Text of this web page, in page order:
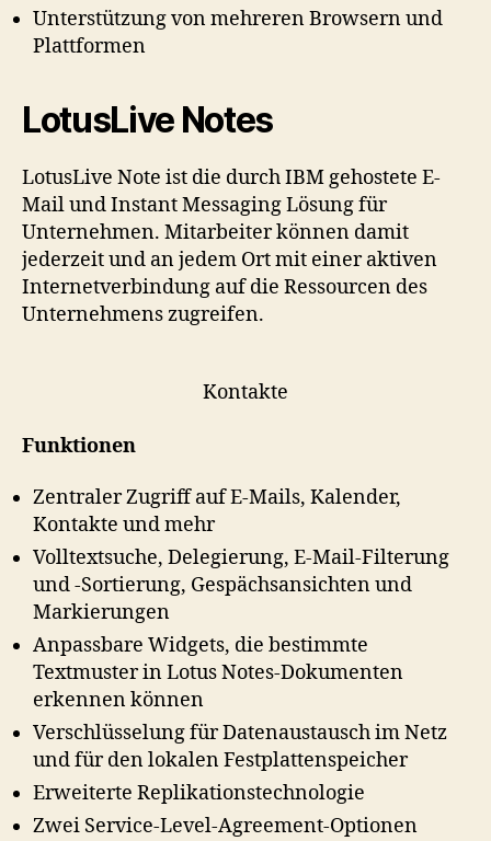
Unterstützung von mehreren Browsern und
Plattformen
LotusLive Notes
LotusLive Note ist die durch IBM gehostete E-
Mail und Instant Messaging Lösung für
Unternehmen. Mitarbeiter können damit
jederzeit und an jedem Ort mit einer aktiven
Internetverbindung auf die Ressourcen des
Unternehmens zugreifen.
Kontakte
Funktionen
Zentraler Zugriff auf E-Mails, Kalender,
Kontakte und mehr
Volltextsuche, Delegierung, E-Mail-Filterung
und -Sortierung, Gespächsansichten und
Markierungen
Anpassbare Widgets, die bestimmte
Textmuster in Lotus Notes-Dokumenten
erkennen können
Verschlüsselung für Datenaustausch im Netz
und für den lokalen Festplattenspeicher
Erweiterte Replikationstechnologie
Zwei Service-Level-Agreement-Optionen